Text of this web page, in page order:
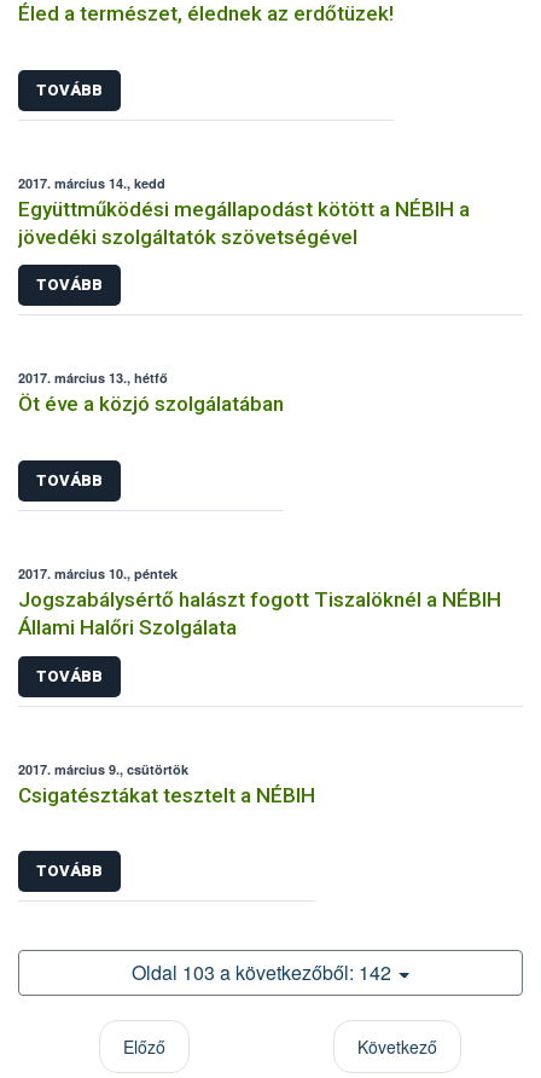
Éled a természet, élednek az erdőtüzek!
TOVÁBB
2017. március 14., kedd
Együttműködési megállapodást kötött a NÉBIH a
jövedéki szolgáltatók szövetségével
TOVÁBB
2017. március 13., hétfő
Öt éve a közjó szolgálatában
TOVÁBB
2017. március 10., péntek
Jogszabálysértő halászt fogott Tiszalöknél a NÉBIH
Állami Halőri Szolgálata
TOVÁBB
2017. március 9., csütörtök
Csigatésztákat tesztelt a NÉBIH
TOVÁBB
Oldal 103 a következőből: 142
Előző
Következő